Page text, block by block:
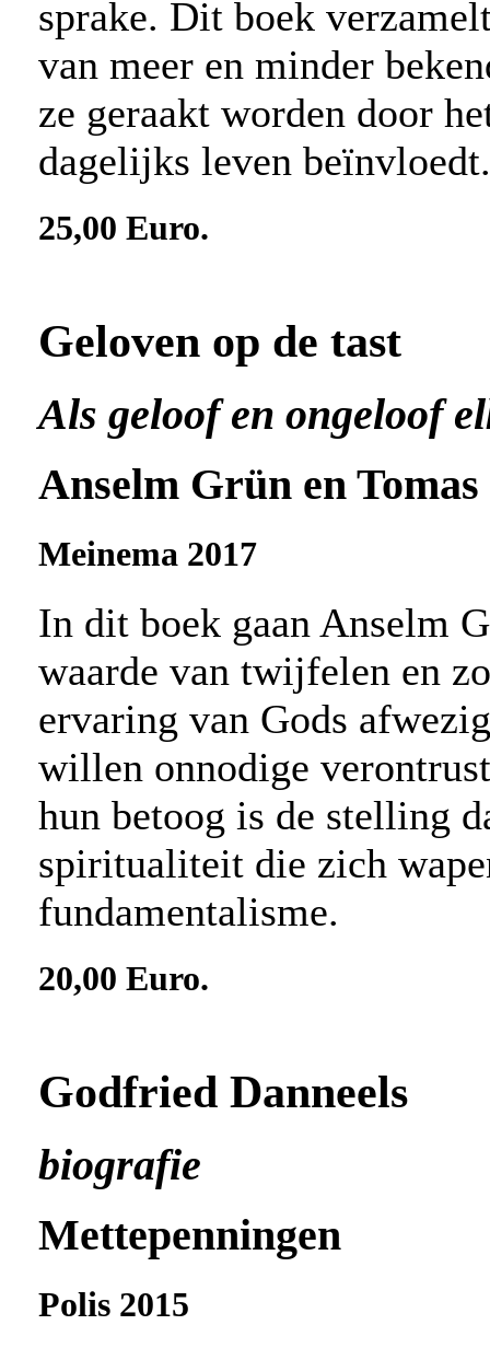
sprake. Dit boek
van meer en minder
ze geraakt worden door
dagelijks leven beïnvloedt.
25,00 Euro.
Geloven op de tast
Als geloof en ongeloof
Anselm Grün en
Meinema 2017
In dit boek gaan Anselm
waarde van twijfelen en
ervaring van Gods
willen onnodige
hun betoog is de stelling
spiritualiteit die zich
fundamentalisme.
20,00 Euro.
Godfried Danneels
biografie
Mettepenningen
Polis 2015